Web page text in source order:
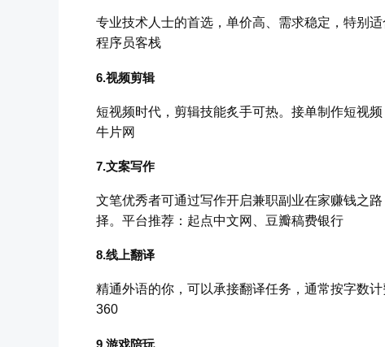
专业技术人士的首选，单价高、需求稳定，特别
程序员客栈
6.视频剪辑
短视频时代，剪辑技能炙手可热。接单制作短视
牛片网
7.文案写作
文笔优秀者可通过写作开启兼职副业在家赚钱之
择。平台推荐：起点中文网、豆瓣稿费银行
8.线上翻译
精通外语的你，可以承接翻译任务，通常按字数
360
9.游戏陪玩